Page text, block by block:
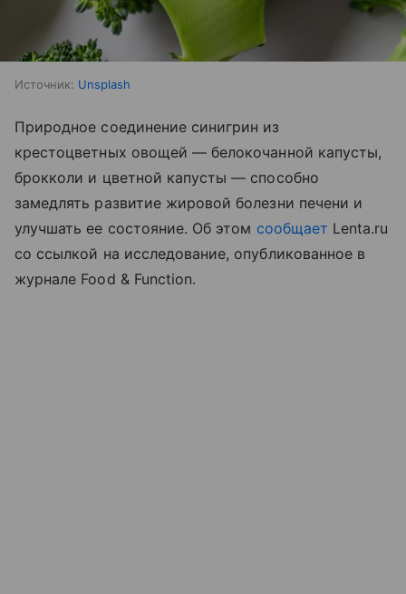
Источник: Unsplash
Природное соединение синигрин из
крестоцветных овощей — белокочанной капусты,
брокколи и цветной капусты — способно
замедлять развитие жировой болезни печени и
улучшать ее состояние. Об этом сообщает Lenta.ru
со ссылкой на исследование, опубликованное в
журнале Food & Function.